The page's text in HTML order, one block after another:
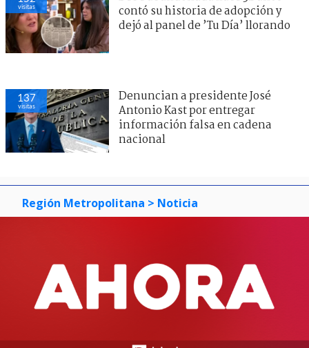
visitas
contó su historia de adopción y
dejó al panel de ’Tu Día’ llorando
137
visitas
Denuncian a presidente José
Antonio Kast por entregar
información falsa en cadena
nacional
Región Metropolitana > Noticia